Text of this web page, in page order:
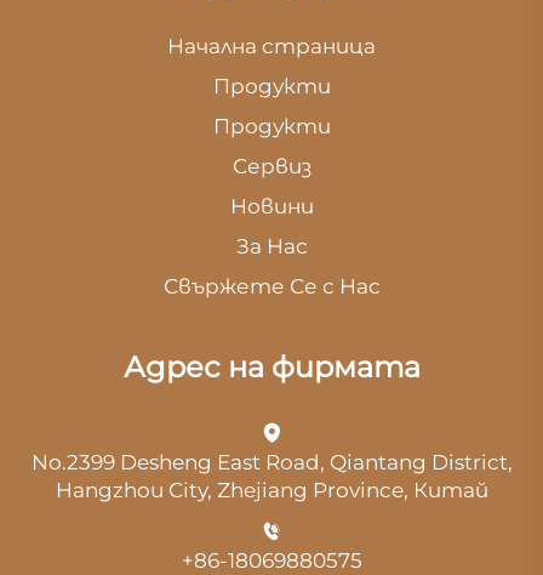
Начална страница
Продукти
Продукти
Сервиз
Новини
За Нас
Свържете Се с Нас
Адрес на фирмата
No.2399 Desheng East Road, Qiantang District,
Hangzhou City, Zhejiang Province, Китай
+86-18069880575